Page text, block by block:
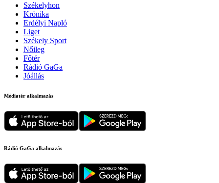
Székelyhon
Krónika
Erdélyi Napló
Liget
Székely Sport
Nőileg
Főtér
Rádió GaGa
Jóállás
Médiatér alkalmazás
Rádió GaGa alkalmazás